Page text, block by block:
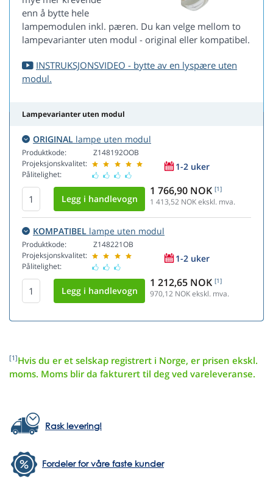
enn å bytte hele
lampemodulen inkl. pæren. Du kan velge mellom to
lampevarianter uten modul - original eller kompatibel.
INSTRUKSJONSVIDEO - bytte av en lyspære uten
modul.
Lampevarianter uten modul
ORIGINAL lampe uten modul
Produktkode:
Projeksjonskvalitet:
Pålitelighet:
Z148192OOB
1-2 uker
1 766,90 NOK [1]
1 413,52 NOK ekskl. mva.
KOMPATIBEL lampe uten modul
Produktkode:
Projeksjonskvalitet:
Pålitelighet:
Z148221OB
1-2 uker
1 212,65 NOK [1]
970,12 NOK ekskl. mva.
[1]Hvis du er et selskap registrert i Norge, er prisen ekskl.
moms. Moms blir da fakturert til deg ved vareleveranse.
Rask levering!
Fordeler for våre faste kunder